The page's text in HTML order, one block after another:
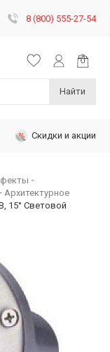
8 (800) 555-27-54
Найти
Скидки и акции
Архитектурное
15° Световой